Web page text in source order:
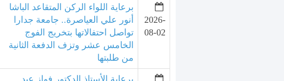
برعاية اللواء الركن المتقاعد الباشا
أنور علي العياصرة.. جامعة جدارا
تواصل احتفالاتها بتخريج الفوج
الخامس عشر وتزف الدفعة الثانية
من طلبتها
2026-
08-02
برعاية الأستاذ الدكتور فواز عبد